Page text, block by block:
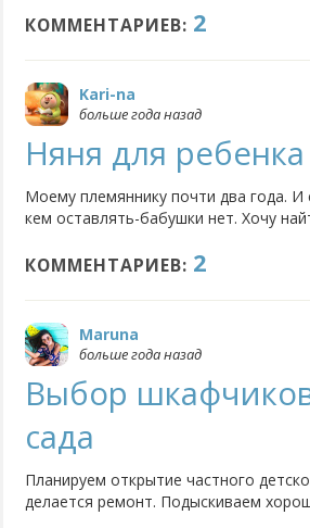
КОММЕНТАРИЕВ: 2
Kari-na
больше года назад
Няня для
Моему племяннику почти два года.
кем оставлять-бабушки нет. Хочу
КОММЕНТАРИЕВ: 2
Maruna
больше года назад
Выбор шкафчиков
сада
Планируем открытие частного
делается ремонт. Подыскиваем